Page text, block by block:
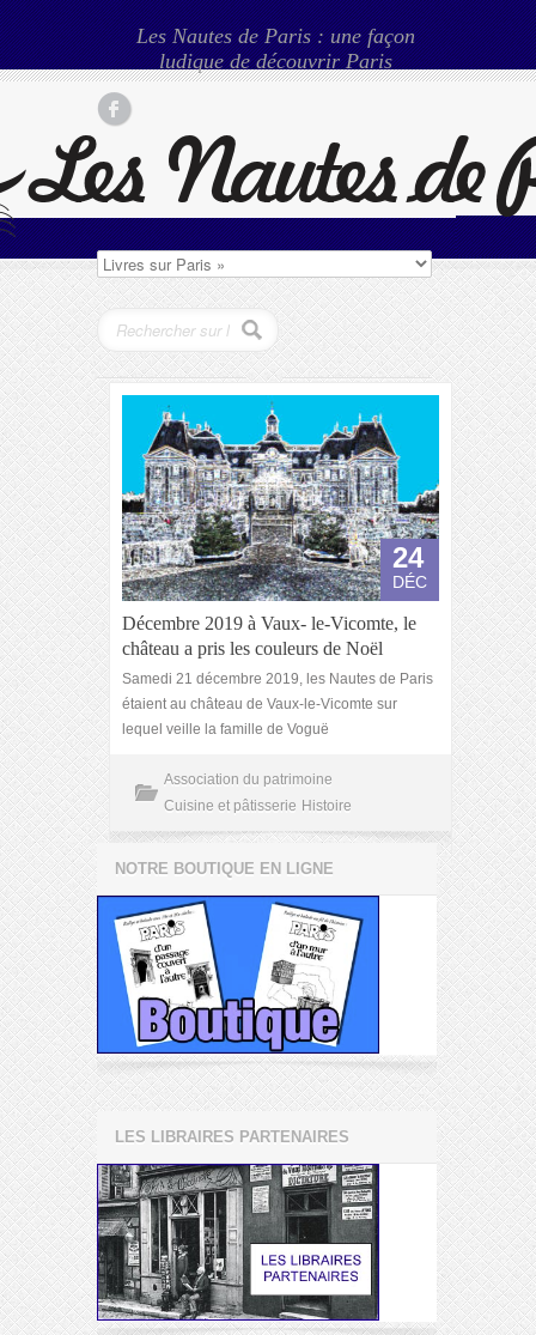
Les Nautes de Paris : une façon
ludique de découvrir Paris
24
DÉC
Décembre 2019 à Vaux- le-Vicomte, le
château a pris les couleurs de Noël
Samedi 21 décembre 2019, les Nautes de Paris
étaient au château de Vaux-le-Vicomte sur
lequel veille la famille de Voguë
Association du patrimoine
Cuisine et pâtisserie Histoire
NOTRE BOUTIQUE EN LIGNE
LES LIBRAIRES PARTENAIRES